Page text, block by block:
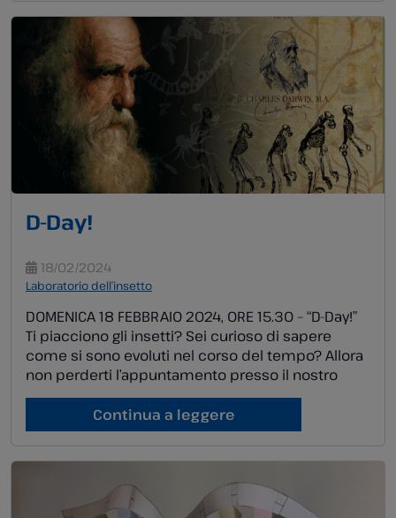
D-Day!
18/02/2024
Laboratorio dell’insetto
DOMENICA 18 FEBBRAIO 2024, ORE 15.30 – “D-Day!”
Ti piacciono gli insetti? Sei curioso di sapere
come si sono evoluti nel corso del tempo? Allora
non perderti l’appuntamento presso il nostro
Laboratorio dell’insetto dove potrai scoprire le
teorie dell’evoluzione e come gli insetti si sono
adattati ai diversi ambienti e situazioni. Ma non
Continua a leggere